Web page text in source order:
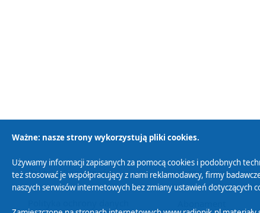
Polityka Prywatności Zasady korzystania
Ważne: nasze strony wykorzystują pliki cookies.
Używamy informacji zapisanych za pomocą cookies i podobnych
też stosować je współpracujący z nami reklamodawcy, firmy
naszych serwisów internetowych bez zmiany ustawień dotyczących